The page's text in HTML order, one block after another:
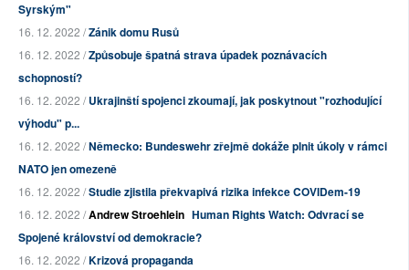
Syrským"
16. 12. 2022 /Zánik domu Rusů
16. 12. 2022 /Způsobuje špatná strava úpadek poznávacích
schopností?
16. 12. 2022 /Ukrajinští spojenci zkoumají, jak poskytnout "rozhodující
výhodu" p...
16. 12. 2022 /Německo: Bundeswehr zřejmě dokáže plnit úkoly v rámci
NATO jen omezeně
16. 12. 2022 /Studie zjistila překvapivá rizika infekce COVIDem-19
16. 12. 2022 /Andrew Stroehlein Human Rights Watch: Odvrací se
Spojené království od demokracie?
16. 12. 2022 /Krizová propaganda